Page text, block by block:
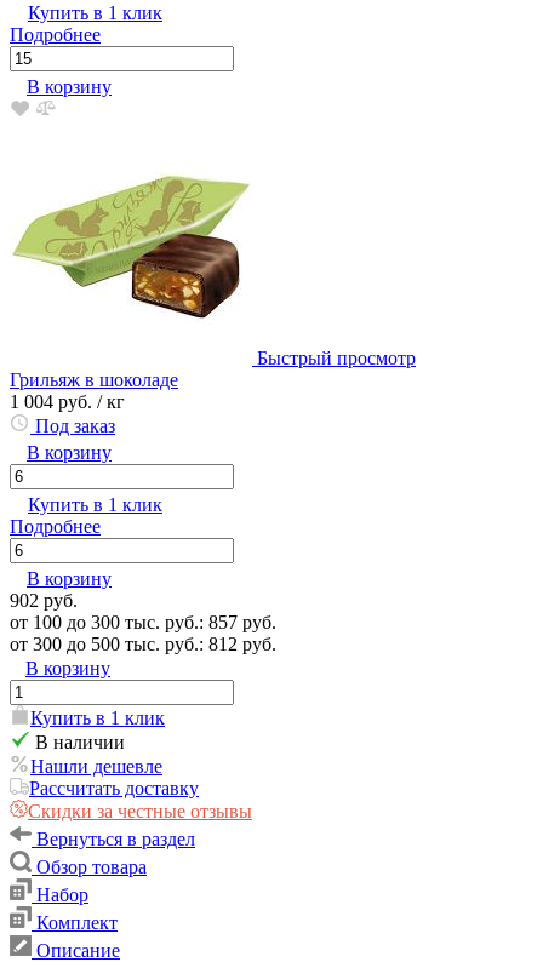
Купить в 1 клик
Подробнее
В корзину
Быстрый просмотр
Грильяж в шоколаде
1 004 руб. / кг
Под заказ
В корзину
Купить в 1 клик
Подробнее
В корзину
902 руб.
от 100 до 300 тыс. руб.: 857 руб.
от 300 до 500 тыс. руб.: 812 руб.
В корзину
Купить в 1 клик
В наличии
Нашли дешевле
Рассчитать доставку
Скидки за честные отзывы
Вернуться в раздел
Обзор товара
Набор
Комплект
Описание